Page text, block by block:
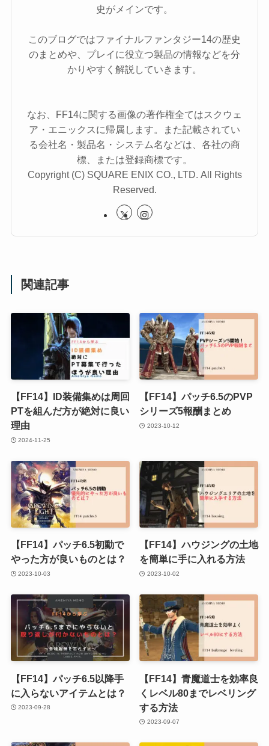
史がメインです。
このブログではファイナルファンタジー14の歴史
のまとめや、プレイに役立つ製品の情報などを分
かりやすく解説していきます。
なお、FF14に関する画像の著作権全てはスクウェ
ア・エニックスに帰属します。また記載されてい
る会社名・製品名・システム名などは、各社の商
標、または登録商標です。
Copyright (C) SQUARE ENIX CO., LTD. All Rights
Reserved.
関連記事
【FF14】ID装備集めは周回
PTを組んだ方が絶対に良い
理由
2024-11-25
【FF14】パッチ6.5のPVP
シリーズ5報酬まとめ
2023-10-12
【FF14】パッチ6.5初動で
やった方が良いものとは？
2023-10-03
【FF14】ハウジングの土地
を簡単に手に入れる方法
2023-10-02
【FF14】パッチ6.5以降手
に入らないアイテムとは？
2023-09-28
【FF14】青魔道士を効率良
くレベル80までレベリング
する方法
2023-09-07